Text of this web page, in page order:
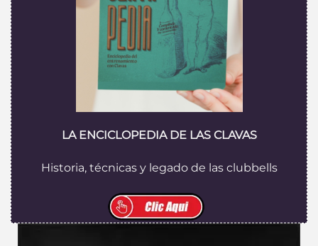
LA ENCICLOPEDIA DE LAS CLAVAS
Historia, técnicas y legado de las clubbells